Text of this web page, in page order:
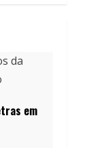
em